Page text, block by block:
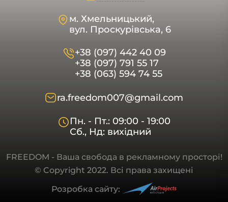
м. Хмельницький,
вул. Проскурівська, 6
+38 (097) 442 40 09
+38 (097) 791 55 17
+38 (063) 594 74 55
ra.freedom007@gmail.com
Пн. - Пт.: 09:00 - 19:00
Сб., Нд: вихідний
FREEDOM - Ваша свобода в рекламному просторі!
© Copyright 2022. Всі права захищені
Розробка сайту: